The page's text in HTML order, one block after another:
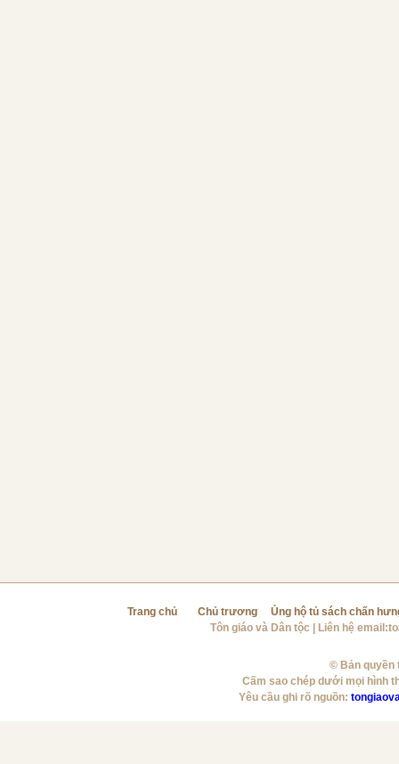
Trang chủ Chủ trương
Ủng hộ tủ sách chấn
Tôn giáo và Dân tộc | Liên hệ email:
© Bản quyền
Cấm sao chép dưới mọi hình
Yêu cầu ghi rõ nguồn: